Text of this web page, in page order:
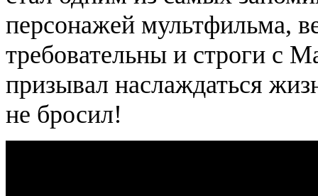
персонажей мультфильма,
требовательны и строги с
призывал наслаждаться
не бросил!